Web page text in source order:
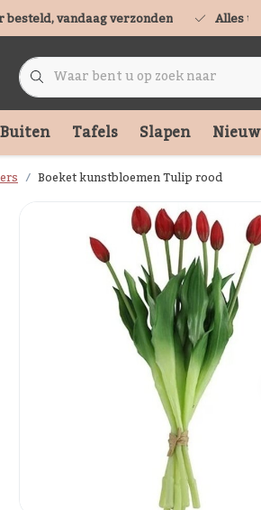
besteld, vandaag verzonden Alles
Buiten Tafels Slapen Nieuw
Boeket kunstbloemen Tulip rood